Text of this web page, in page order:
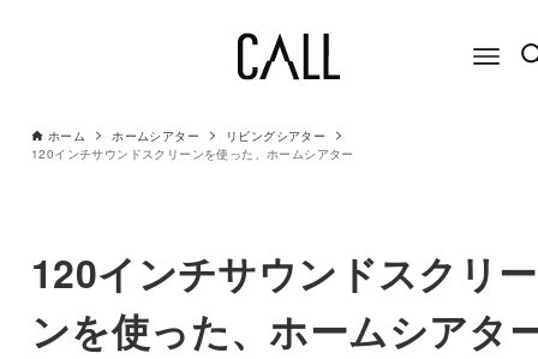
ホーム ホームシアター
リビングシアター
120インチサウンドスクリーンを使った、ホームシアター
120インチサウンドスクリー
ンを使った、ホームシアタ